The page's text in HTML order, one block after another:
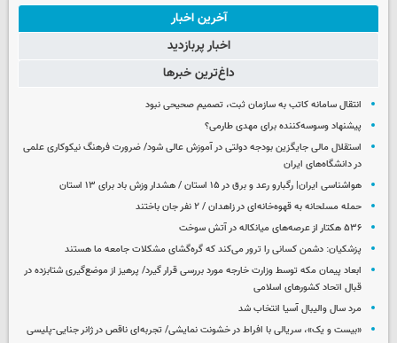
آخرین اخبار
اخبار پربازدید
داغ‌ترین خبرها
انتقال سامانه کاتب به سازمان ثبت، تصمیم صحیحی نبود
پیشنهاد وسوسه‌کننده برای مهدی طارمی؟
استقلال مالی جایگزین بودجه دولتی در آموزش عالی شود/ ضرورت فرهنگ نیکوکاری علمی
در دانشگاه‌های ایران
هواشناسی ایران| رگبارو رعد و برق در ۱۵ استان / هشدار وزش باد برای ۱۳ استان‌
حمله مسلحانه به قهوه‌خانه‌ای در زاهدان / ۲ نفر جان باختند
۵۳۶ هکتار از عرصه‌های میانکاله در آتش سوخت
پزشکیان: دشمن کسانی را ترور می‌کند که گره‌گشای مشکلات جامعه ما هستند
ابعاد پیمان مکه توسط وزارت خارجه مورد بررسی قرار گیرد/ پرهیز از موضع‌گیری شتابزده در
قبال اتحاد کشورهای اسلامی
مرد سال والیبال آسیا انتخاب شد
«بیست و یک»، سریالی با افراط در خشونت نمایشی/ تجربه‌ای ناقص در ژانر جنایی-پلیسی